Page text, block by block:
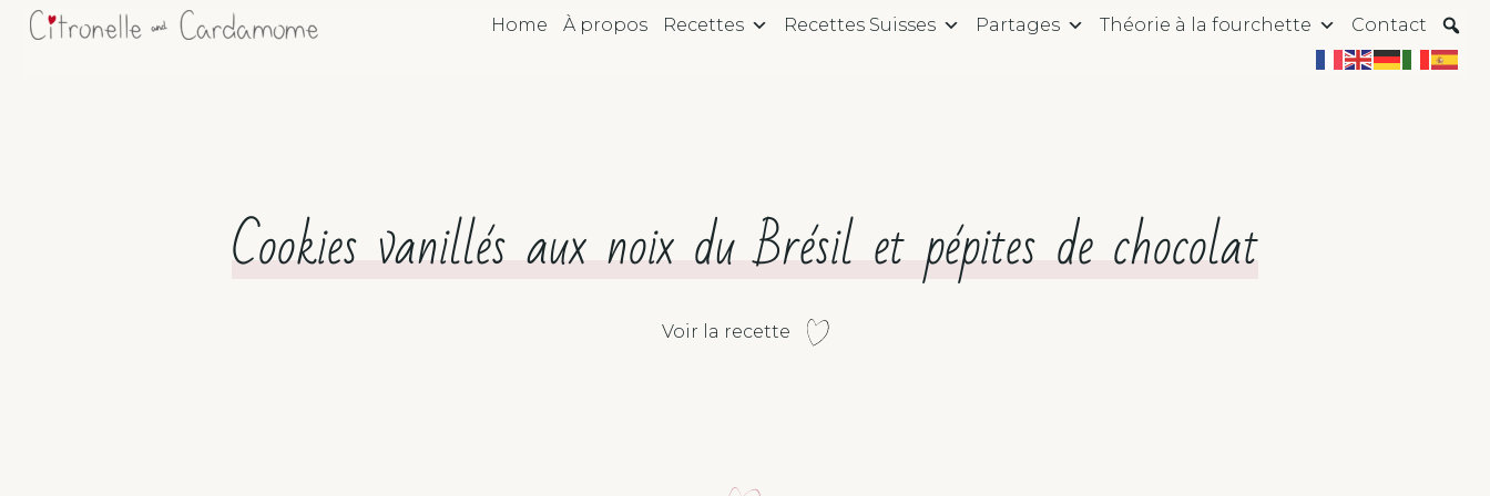
Home À propos Recettes Recettes Suisses Partages Théorie à la fourchette Contact
Cookies vanillés aux noix du Brésil et pépites de chocolat
Voir la recette